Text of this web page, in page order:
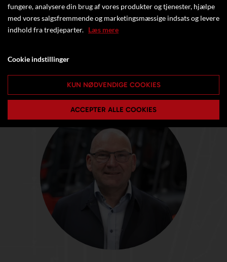
fungere, analysere din brug af vores produkter og tjenester, hjælpe
med vores salgsfremmende og marketingsmæssige indsats og levere
indhold fra tredjeparter. Læs mere
Cookie indstillinger
KUN NØDVENDIGE COOKIES
ACCEPTER ALLE COOKIES